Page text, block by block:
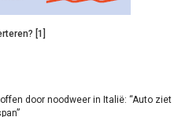
[1]
door noodweer in Italië: “Auto ziet